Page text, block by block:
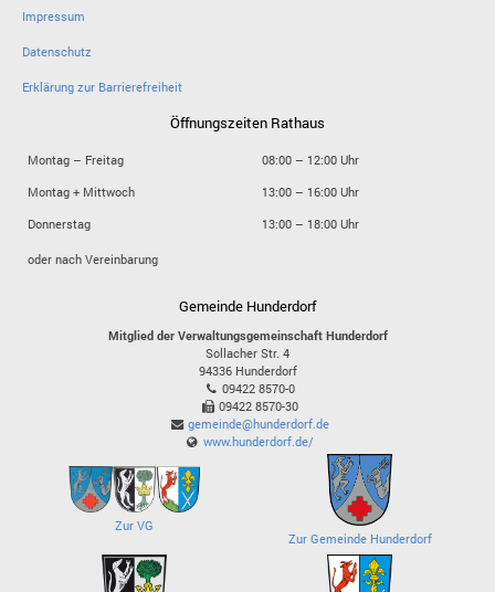
Impressum
Datenschutz
Erklärung zur Barrierefreiheit
Öffnungszeiten Rathaus
Montag – Freitag
08:00 – 12:00 Uhr
Montag + Mittwoch
13:00 – 16:00 Uhr
Donnerstag
13:00 – 18:00 Uhr
oder nach Vereinbarung
Gemeinde Hunderdorf
Mitglied der Verwaltungsgemeinschaft Hunderdorf
Sollacher Str. 4
94336 Hunderdorf
09422 8570-0
09422 8570-30
gemeinde@hunderdorf.de
www.hunderdorf.de/
Zur VG
Zur Gemeinde Hunderdorf